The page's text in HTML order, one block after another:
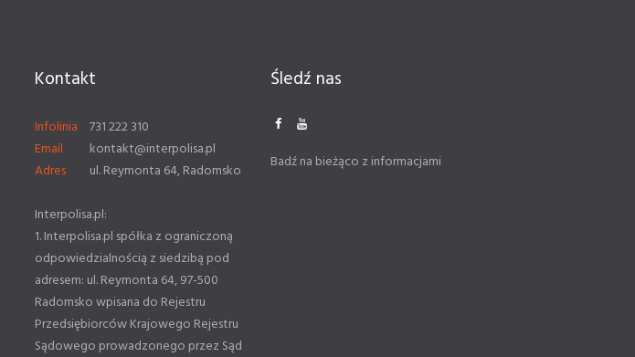
Kontakt
Infolinia
731 222 310
Email
kontakt@interpolisa.pl
Adres
ul. Reymonta 64, Radomsko
Interpolisa.pl:
1. Interpolisa.pl spółka z ograniczoną
odpowiedzialnością z siedzibą pod
adresem: ul. Reymonta 64, 97-500
Radomsko wpisana do Rejestru
Przedsiębiorców Krajowego Rejestru
Sądowego prowadzonego przez Sąd
Śledź nas
Badź na bieżąco z informacjami